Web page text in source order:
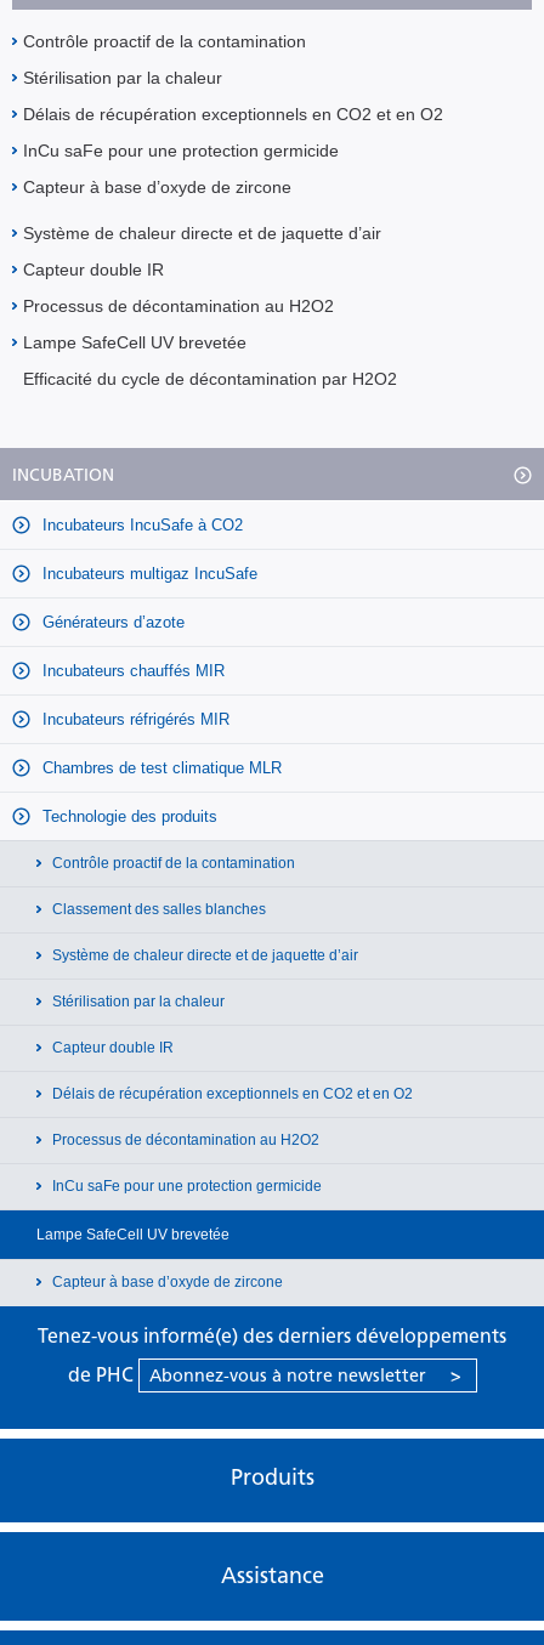
Contrôle proactif de la contamination
Stérilisation par la chaleur
Délais de récupération exceptionnels en CO2 et en O2
InCu saFe pour une protection germicide
Capteur à base d’oxyde de zircone
Système de chaleur directe et de jaquette d’air
Capteur double IR
Processus de décontamination au H2O2
Lampe SafeCell UV brevetée
Efficacité du cycle de décontamination par H2O2
INCUBATION
Incubateurs IncuSafe à CO2
Incubateurs multigaz IncuSafe
Générateurs d’azote
Incubateurs chauffés MIR
Incubateurs réfrigérés MIR
Chambres de test climatique MLR
Technologie des produits
Contrôle proactif de la contamination
Classement des salles blanches
Système de chaleur directe et de jaquette d’air
Stérilisation par la chaleur
Capteur double IR
Délais de récupération exceptionnels en CO2 et en O2
Processus de décontamination au H2O2
InCu saFe pour une protection germicide
Lampe SafeCell UV brevetée
Capteur à base d’oxyde de zircone
Tenez-vous informé(e) des derniers développements
de PHC
Abonnez-vous à notre newsletter >
Produits
Assistance